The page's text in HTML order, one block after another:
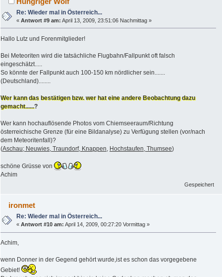
Re: Wieder mal in Österreich...
«Antwort #9 am: April 13, 2009, 23:51:06 Nachmittag »
Hallo Lutz und Forenmitglieder!
Bei Meteoriten wird die tatsächliche Flugbahn/Fallpunkt oft falsch
eingeschätzt.....
So könnte der Fallpunkt auch 100-150 km nördlicher sein.......
(Deutschland)........
Wer kann das bestätigen bzw. wer hat eine andere Beobachtung dazu
gemacht......?
Wer kann hochauflösende Photos vom Chiemseeraum/Richtung
österreichische Grenze (für eine Bildanalyse) zu Verfügung stellen (vor/nach
dem Meteoritenfall)?
(Aschau; Neuwies, Traundorf, Knappen, Hochstaufen, Thumsee)
schöne Grüsse von
Achim
Gespeichert
ironmet
Re: Wieder mal in Österreich...
«Antwort #10 am: April 14, 2009, 00:27:20 Vormittag »
Achim,
wenn Donner in der Gegend gehört wurde,ist es schon das vorgegebene
Gebiet!